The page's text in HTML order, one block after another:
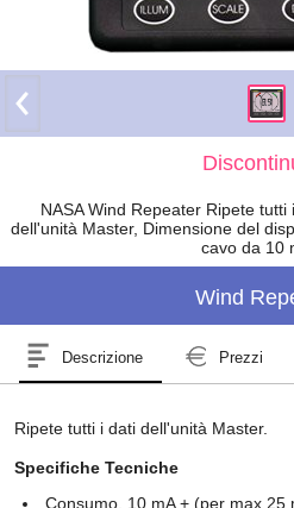
NASA Wind Repeater Ripete
dell'unità Master, Dimensione del
cavo da 10
Wind
Descrizione Prezzi
Ripete tutti i dati dell'unità Master.
Specifiche Tecniche
Consumo, 10 mA + (per max 25